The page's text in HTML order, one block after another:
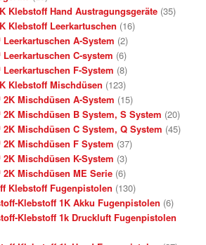
Klebstoff Hand Austragungsgeräte (35)
Klebstoff Leerkartuschen (16)
A-System (2)
C-system (6)
F-System (8)
Klebstoff Mischdüsen (123)
Mischdüsen A-System (15)
Mischdüsen B System, S System (20)
Mischdüsen C System, Q System (45)
Mischdüsen F System (37)
Mischdüsen K-System (3)
Mischdüsen ME Serie (6)
Klebstoff Fugenpistolen (130)
Klebstoff 1K Akku Fugenpistolen (6)
Klebstoff 1k Druckluft Fugenpistolen